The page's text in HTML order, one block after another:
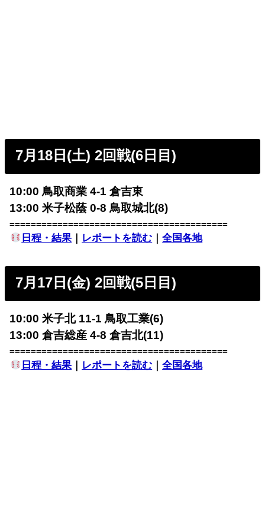
7月18日(土) 2回戦(6日目)
10:00 鳥取商業 4-1 倉吉東
13:00 米子松蔭 0-8 鳥取城北(8)
=========================================
日程・結果｜ レポートを読む ｜全国各地
7月17日(金) 2回戦(5日目)
10:00 米子北 11-1 鳥取工業(6)
13:00 倉吉総産 4-8 倉吉北(11)
=========================================
日程・結果｜ レポートを読む ｜全国各地